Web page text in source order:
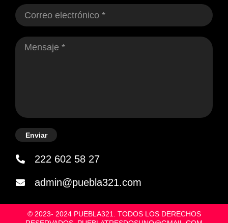
Enviar
222 602 58 27
admin@puebla321.com
© 2023- 2024 PUEBLA321. TODOS LOS DERECHOS